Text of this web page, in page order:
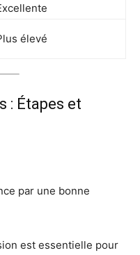
élevé
: Étapes et
par une bonne
est essentielle pour